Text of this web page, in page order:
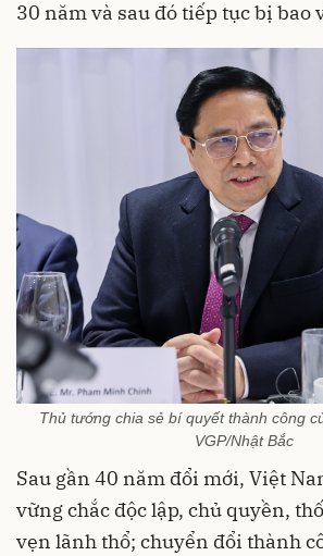
30 năm và sau đó tiếp tục bị bao
Thủ tướng chia sẻ bí quyết thành công
VGP/Nhật Bắc
Sau gần 40 năm đổi mới, Việt
vững chắc độc lập, chủ quyền,
vẹn lãnh thổ; chuyển đổi thành